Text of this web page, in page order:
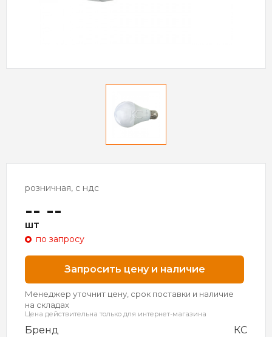
розничная, с ндс
-- --
шт
по запросу
Запросить цену и наличие
Менеджер уточнит цену, срок поставки и наличие
на складах
Цена действительна только для интернет-магазина
Бренд
КС